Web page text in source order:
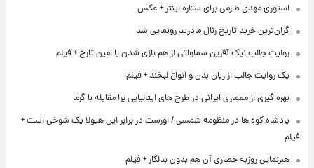
استوری مهدی طارمی برای ستاره اینتر + عکس
گران‌ترین خرید تاریخ رئال مادرید رونمایی شد
روایت جالب نیک آفرین سماواتی از هم بازی شدن با امین تارخ + فیلم
یک روایت جالب از زبان بدن و انواع لبخند + فیلم
بهره گیری از معماری ایرانی در طرح های ایتالیایی برا مقابله با گرما
پادشاه کوه ها در منظومه شمسی / اورست در برابر این هیولا یک شوخی است +
فیلم
هنرنمایی روزبه حصاری آن هم بدون بدلکار + فیلم